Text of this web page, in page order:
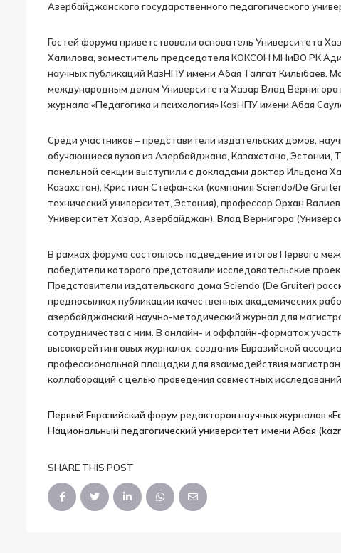
Азербайджанского государственного педагогического
Гостей форума приветствовали основатель Университета
Халилова, заместитель председателя КОКСОН МНиВО РК
научных публикаций КазНПУ имени Абая Талгат Килыбаев.
международным делам Университета Хазар Влад Вернигора
журнала «Педагогика и психология» КазНПУ имени Абая
Среди участников – представители издательских домов,
обучающиеся вузов из Азербайджана, Казахстана, Эстонии,
панельной секции выступили с докладами доктор Ильдана
Казахстан), Кристиан Стефански (компания Sciendo/De
технический университет, Эстония), профессор Орхан
Университет Хазар, Азербайджан), Влад Вернигора
В рамках форума состоялось подведение итогов Первого
победители которого представили исследовательские
Представители издательского дома Sciendo (De Gruiter)
предпосылках публикации качественных академических
азербайджанский научно-методический журнал для
сотрудничества с ним. В онлайн- и оффлайн-форматах
высокорейтинговых журналах, создания Евразийской
профессиональной площадки для взаимодействия
коллабораций с целью проведения совместных исследований.
Первый Евразийский форум редакторов научных журналов
Национальный педагогический университет имени Абая
SHARE THIS POST